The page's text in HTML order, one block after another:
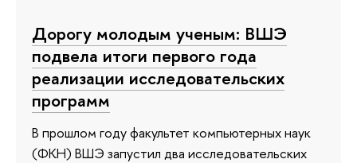
Дорогу молодым ученым: ВШЭ
подвела итоги первого года
реализации исследовательских
программ
В прошлом году факультет компьютерных наук
(ФКН) ВШЭ запустил два исследовательских